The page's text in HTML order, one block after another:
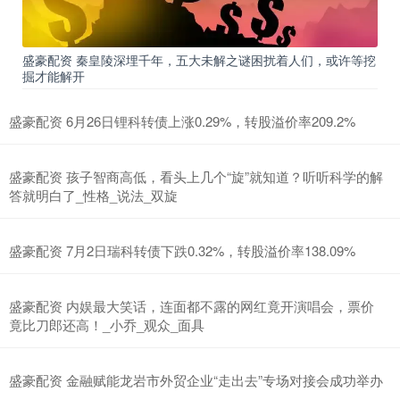
盛豪配资 秦皇陵深埋千年，五大未解之谜困扰着人们，或许等挖
掘才能解开
盛豪配资 6月26日锂科转债上涨0.29%，转股溢价率209.2%
盛豪配资 孩子智商高低，看头上几个“旋”就知道？听听科学的解
答就明白了_性格_说法_双旋
盛豪配资 7月2日瑞科转债下跌0.32%，转股溢价率138.09%
盛豪配资 内娱最大笑话，连面都不露的网红竟开演唱会，票价
竟比刀郎还高！_小乔_观众_面具
盛豪配资 金融赋能龙岩市外贸企业“走出去”专场对接会成功举办